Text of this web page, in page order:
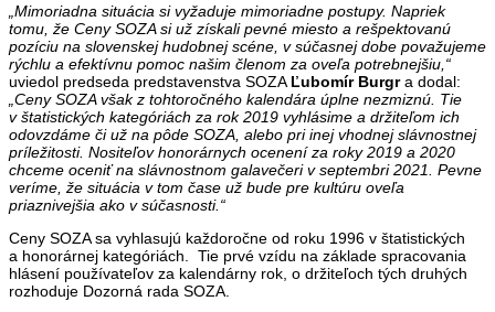
„Mimoriadna situácia si vyžaduje mimoriadne postupy. Napriek
tomu, že Ceny SOZA si už získali pevné miesto a rešpektovanú
pozíciu na slovenskej hudobnej scéne, v súčasnej dobe považujeme
rýchlu a efektívnu pomoc našim členom za oveľa potrebnejšiu “
uviedol predseda predstavenstva SOZA Ľubomír Burgra dodal:
„Ceny SOZA však z tohtoročného kalendára úplne nezmiznú. Tie
v štatistických kategóriách za rok 2019 vyhlásime a držiteľom ich
odovzdáme či už na pôde SOZA, alebo pri inej vhodnej slávnostnej
príležitosti. Nositeľov honorárnych ocenení za roky 2019 a 2020
chceme oceniť na slávnostnom galavečeri v septembri 2021. Pevne
veríme, že situácia v tom čase už bude pre kultúru oveľa
priaznivejšia ako v súčasnosti. “
Ceny SOZA sa vyhlasujú každoročne od roku 1996 v štatistických
a honorárnej kategóriách. Tie prvé vzídu na základe spracovania
hlásení používateľov za kalendárny rok, o držiteľoch tých druhých
rozhoduje Dozorná rada SOZA.